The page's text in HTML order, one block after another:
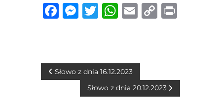
F
b
M
n
g
T
r
W
A
p
E
C
n
N Słowo z dnia 16.12.2023
Słowo z dnia 20.12.2023